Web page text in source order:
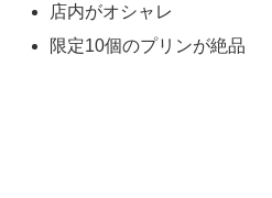
店内がオシャレ
限定10個のプリンが絶品